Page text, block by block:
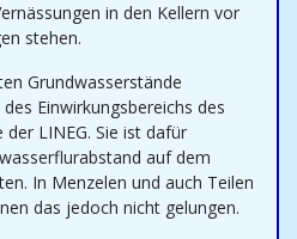
in den Kellern vor
stehen.
Grundwasserstände
Einwirkungsbereichs des
LINEG. Sie ist dafür
auf dem
In Menzelen und auch Teilen
das jedoch nicht gelungen.